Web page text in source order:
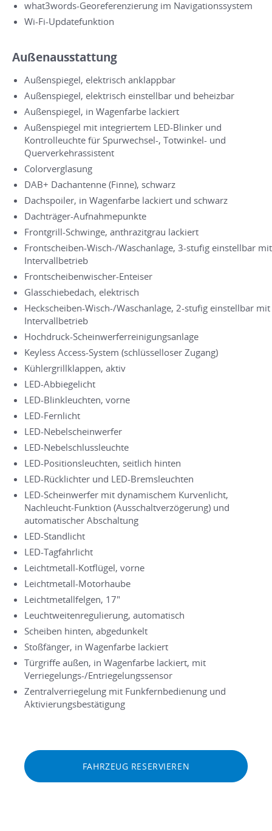
what3words-Georeferenzierung im Navigationssystem
Wi-Fi-Updatefunktion
Außenausstattung
Außenspiegel, elektrisch anklappbar
Außenspiegel, elektrisch einstellbar und beheizbar
Außenspiegel, in Wagenfarbe lackiert
Außenspiegel mit integriertem LED-Blinker und
Kontrolleuchte für Spurwechsel-, Totwinkel- und
Querverkehrassistent
Colorverglasung
DAB+ Dachantenne (Finne), schwarz
Dachspoiler, in Wagenfarbe lackiert und schwarz
Dachträger-Aufnahmepunkte
Frontgrill-Schwinge, anthrazitgrau lackiert
Frontscheiben-Wisch-/Waschanlage, 3-stufig einstellbar mit
Intervallbetrieb
Frontscheibenwischer-Enteiser
Glasschiebedach, elektrisch
Heckscheiben-Wisch-/Waschanlage, 2-stufig einstellbar mit
Intervallbetrieb
Hochdruck-Scheinwerferreinigungsanlage
Keyless Access-System (schlüsselloser Zugang)
Kühlergrillklappen, aktiv
LED-Abbiegelicht
LED-Blinkleuchten, vorne
LED-Fernlicht
LED-Nebelscheinwerfer
LED-Nebelschlussleuchte
LED-Positionsleuchten, seitlich hinten
LED-Rücklichter und LED-Bremsleuchten
LED-Scheinwerfer mit dynamischem Kurvenlicht,
Nachleucht-Funktion (Ausschaltverzögerung) und
automatischer Abschaltung
LED-Standlicht
LED-Tagfahrlicht
Leichtmetall-Kotflügel, vorne
Leichtmetall-Motorhaube
Leichtmetallfelgen, 17"
Leuchtweitenregulierung, automatisch
Scheiben hinten, abgedunkelt
Stoßfänger, in Wagenfarbe lackiert
Türgriffe außen, in Wagenfarbe lackiert, mit
Verriegelungs-/Entriegelungssensor
Zentralverriegelung mit Funkfernbedienung und
Aktivierungsbestätigung
FAHRZEUG RESERVIEREN